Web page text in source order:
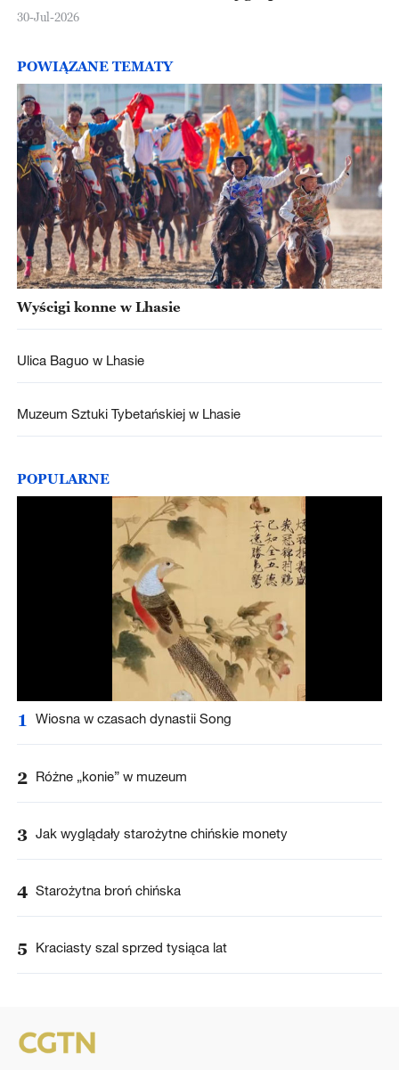
30-Jul-2026
POWIĄZANE TEMATY
Wyścigi konne w Lhasie
Ulica Baguo w Lhasie
Muzeum Sztuki Tybetańskiej w Lhasie
POPULARNE
1 Wiosna w czasach dynastii Song
2 Różne „konie” w muzeum
3 Jak wyglądały starożytne chińskie monety
4 Starożytna broń chińska
5 Kraciasty szal sprzed tysiąca lat